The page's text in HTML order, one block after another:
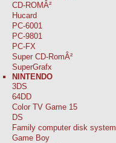
CD-ROMÂ²
Hucard
PC-6001
PC-9801
PC-FX
Super CD-RomÂ²
SuperGrafx
NINTENDO
3DS
64DD
Color TV Game 15
DS
Family computer disk system
Game Boy